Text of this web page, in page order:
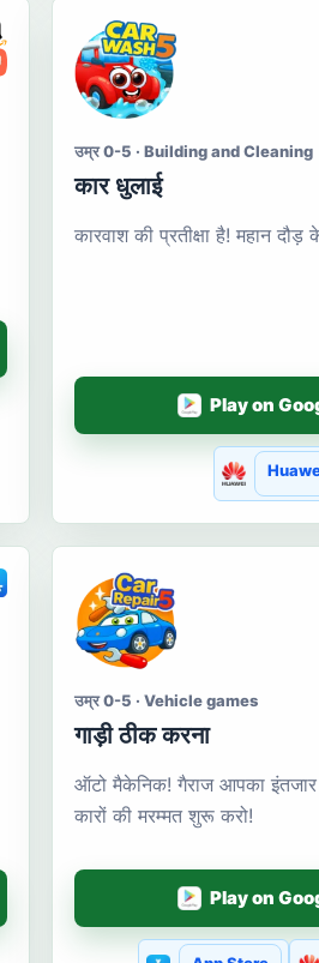
उम्र 0-5 · Building and Cleaning
कार धुलाई
कारवाश की प्रतीक्षा है! महान
Play on
उम्र 0-5 · Vehicle games
गाड़ी ठीक करना
ऑटो मैकेनिक! गैराज आपका
कारों की मरम्मत शुरू करो!
Play on